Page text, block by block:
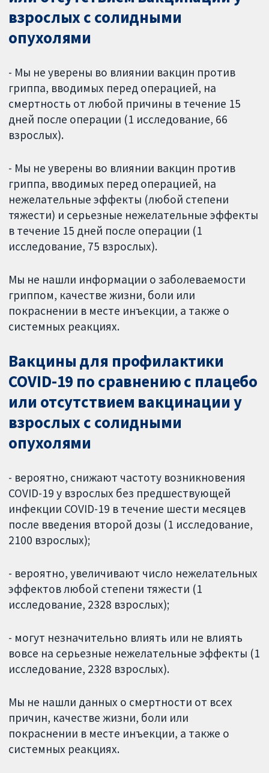
взрослых с солидными
опухолями
- Мы не уверены во влиянии вакцин против
гриппа, вводимых перед операцией, на
смертность от любой причины в течение 15
дней после операции (1 исследование, 66
взрослых).
- Мы не уверены во влиянии вакцин против
гриппа, вводимых перед операцией, на
нежелательные эффекты (любой степени
тяжести) и серьезные нежелательные эффекты
в течение 15 дней после операции (1
исследование, 75 взрослых).
Мы не нашли информации о заболеваемости
гриппом, качестве жизни, боли или
покраснении в месте инъекции, а также о
системных реакциях.
Вакцины для профилактики
COVID-19 по сравнению с плацебо
или отсутствием вакцинации у
взрослых с солидными
опухолями
- вероятно, снижают частоту возникновения
COVID-19 у взрослых без предшествующей
инфекции COVID-19 в течение шести месяцев
после введения второй дозы (1 исследование,
2100 взрослых);
- вероятно, увеличивают число нежелательных
эффектов любой степени тяжести (1
исследование, 2328 взрослых);
- могут незначительно влиять или не влиять
вовсе на серьезные нежелательные эффекты (1
исследование, 2328 взрослых).
Мы не нашли данных о смертности от всех
причин, качестве жизни, боли или
покраснении в месте инъекции, а также о
системных реакциях.